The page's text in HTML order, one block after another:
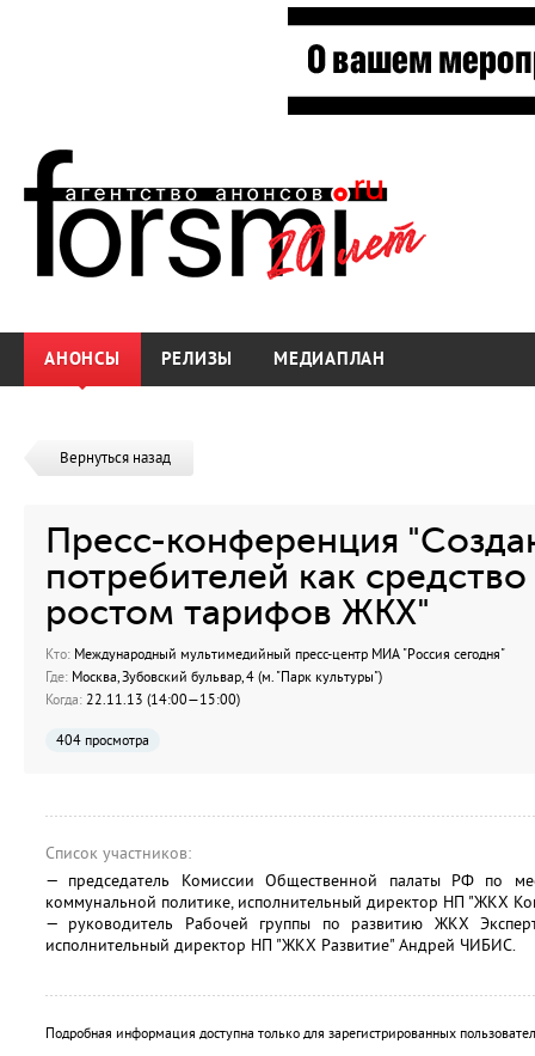
АНОНСЫ РЕЛИЗЫ МЕДИАПЛАН
Вернуться назад
Пресс-конференция
потребителей как
ростом тарифов ЖКХ"
Кто: Международный мультимедийный пресс-центр МИА "Россия сегодня"
Где: Москва, Зубовский бульвар, 4 (м. "Парк культуры")
Когда: 22.11.13 (14:00—15:00)
404 просмотра
Список участников:
— председатель Комиссии Общественной палаты РФ по
коммунальной политике, исполнительный директор НП "ЖКХ
— руководитель Рабочей группы по развитию ЖКХ
исполнительный директор НП "ЖКХ Развитие" Андрей ЧИБИС.
Подробная информация доступна только для зарегистрированных